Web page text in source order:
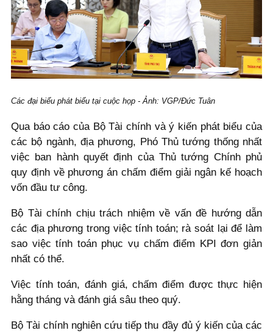
Các đại biểu phát biểu tại cuộc họp - Ảnh: VGP/Đức Tuân
Qua báo cáo của Bộ Tài chính và ý kiến phát biểu của
các bộ ngành, địa phương, Phó Thủ tướng thống nhất
việc ban hành quyết định của Thủ tướng Chính phủ
quy định về phương án chấm điểm giải ngân kế hoạch
vốn đầu tư công.
Bộ Tài chính chịu trách nhiệm về vấn đề hướng dẫn
các địa phương trong việc tính toán; rà soát lại để làm
sao việc tính toán phục vụ chấm điểm KPI đơn giản
nhất có thể.
Việc tính toán, đánh giá, chấm điểm được thực hiện
hằng tháng và đánh giá sâu theo quý.
Bộ Tài chính nghiên cứu tiếp thu đầy đủ ý kiến của các